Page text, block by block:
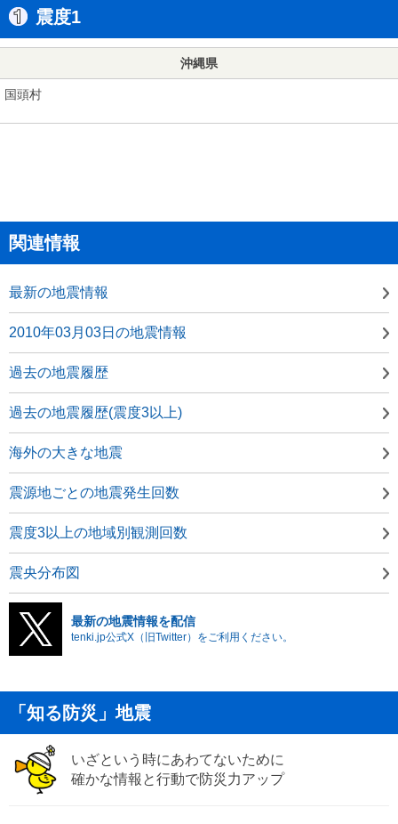
震度1
沖縄県
国頭村
関連情報
最新の地震情報
2010年03月03日の地震情報
過去の地震履歴
過去の地震履歴(震度3以上)
海外の大きな地震
震源地ごとの地震発生回数
震度3以上の地域別観測回数
震央分布図
最新の地震情報を配信
tenki.jp公式X（旧Twitter）をご利用ください。
「知る防災」地震
いざという時にあわてないために
確かな情報と行動で防災力アップ